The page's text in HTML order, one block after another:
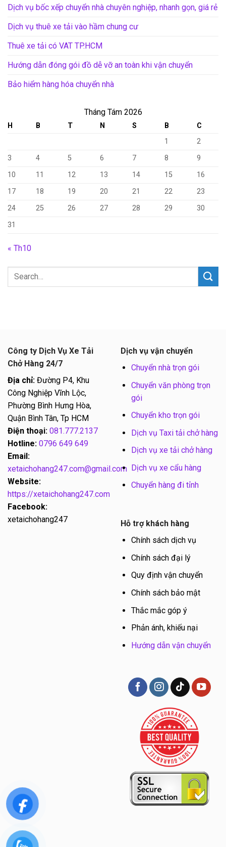
Dịch vụ bốc xếp chuyển nhà chuyên nghiệp, nhanh gọn, giá rẻ
Dịch vụ thuê xe tải vào hầm chung cư
Thuê xe tải có VAT TP.HCM
Hướng dẫn đóng gói đồ dễ vỡ an toàn khi vận chuyển
Bảo hiểm hàng hóa chuyển nhà
Tháng Tám 2026
H B T N S B
C
1
2
3
4 5 6 7 8
9
10
11 12 13 14 15
16
17
18 19 20 21 22
23
24
25 26 27 28 29
30
31
« Th10
Công ty Dịch Vụ Xe Tải
Chở Hàng 24/7
Địa chỉ: Đường P4, Khu
Công Nghiệp Vĩnh Lộc,
Phường Bình Hưng Hòa,
Quận Bình Tân, Tp HCM
Điện thoại: 081.777.2137
Hotline: 0796 649 649
Email:
xetaichohang247.com@gmail.com
Website:
https://xetaichohang247.com
Facebook:
xetaichohang247
Dịch vụ vận chuyển
Chuyển nhà trọn gói
Chuyển văn phòng trọn
gói
Chuyển kho trọn gói
Dịch vụ Taxi tải chở hàng
Dịch vụ xe tải chở hàng
Dịch vụ xe cẩu hàng
Chuyển hàng đi tỉnh
Hỗ trợ khách hàng
Chính sách dịch vụ
Chính sách đại lý
Quy định vận chuyển
Chính sách bảo mật
Thắc mắc góp ý
Phản ánh, khiếu nại
Hướng dẫn vận chuyển